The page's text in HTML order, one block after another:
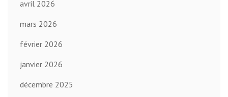
avril 2026
mars 2026
février 2026
janvier 2026
décembre 2025